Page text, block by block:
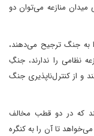
میدان منازعه می‌توان دو
به جنگ ترجیح می‌دهند،
نظامی را ندارند، جنگِ
و از کنترل‌ناپذیری جنگ
که در دو قطب مخالف
تا آن را به کنگره